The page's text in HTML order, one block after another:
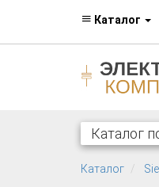
Каталог
Каталог
Каталог